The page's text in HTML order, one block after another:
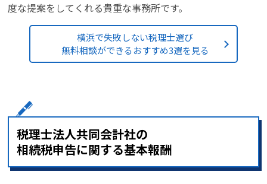
度な提案をしてくれる貴重な事務所です。
横浜で失敗しない税理士選び
無料相談ができるおすすめ3選を見る
税理士法人共同会計社の
相続税申告に関する基本報酬